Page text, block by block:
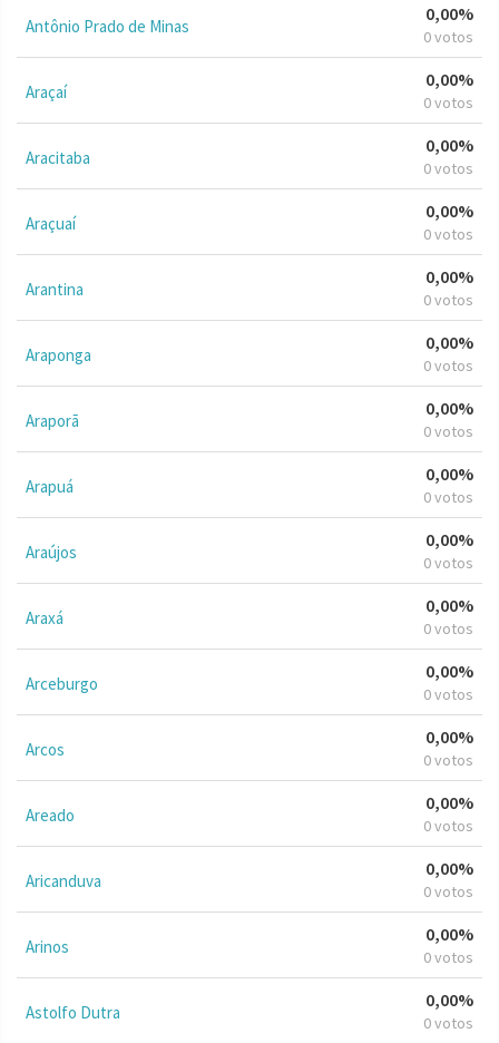
Antônio Prado de Minas
0,00%
0 votos
Araçaí
0,00%
0 votos
Aracitaba
0,00%
0 votos
Araçuaí
0,00%
0 votos
Arantina
0,00%
0 votos
Araponga
0,00%
0 votos
Araporã
0,00%
0 votos
Arapuá
0,00%
0 votos
Araújos
0,00%
0 votos
Araxá
0,00%
0 votos
Arceburgo
0,00%
0 votos
Arcos
0,00%
0 votos
Areado
0,00%
0 votos
Aricanduva
0,00%
0 votos
Arinos
0,00%
0 votos
Astolfo Dutra
0,00%
0 votos